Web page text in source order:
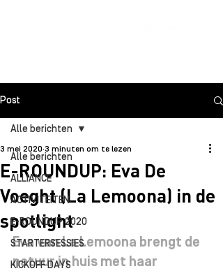
Post
Alle berichten
ALLIANCE
ACTIVITEITEN
E-ROUNDUP 2020
STARTERSESSIES
KICKOFF DAYS
Alle berichten
E-ROUNDUP: Eva De
Voeght (La Lemoona) in de
spotlight
3 mei 2020 3 minuten om te lezen
Eva van La Lemoona brengt de
natuur in huis met haar